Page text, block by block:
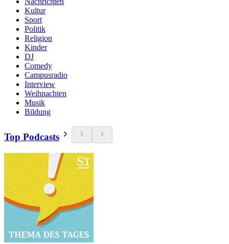
Kultur
Sport
Politik
Religion
Kinder
DJ
Comedy
Campusradio
Interview
Weihnachten
Musik
Bildung
Top Podcasts